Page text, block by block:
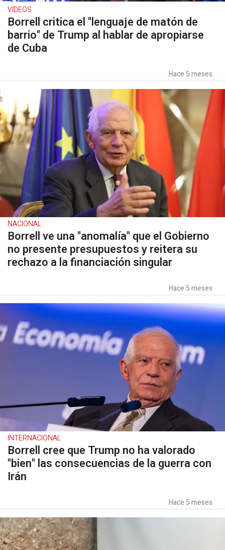
VÍDEOS
Borrell critica el "lenguaje de matón de
barrio" de Trump al hablar de apropiarse
de Cuba
Hace 5 meses
NACIONAL
Borrell ve una "anomalía" que el Gobierno
no presente presupuestos y reitera su
rechazo a la financiación singular
Hace 5 meses
INTERNACIONAL
Borrell cree que Trump no ha valorado
"bien" las consecuencias de la guerra con
Irán
Hace 5 meses